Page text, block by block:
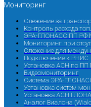
Мониторинг
Слежение за
Контроль расхода
ЭРА-ГЛОНАСС ПП РФ
Мониторинг при
Слежение для
Подключение к РНИС
Установка АСН по ПП
Видеомониторинг
Система ЭРА-
Установка систем
Установка АСН
Аналог Виалона